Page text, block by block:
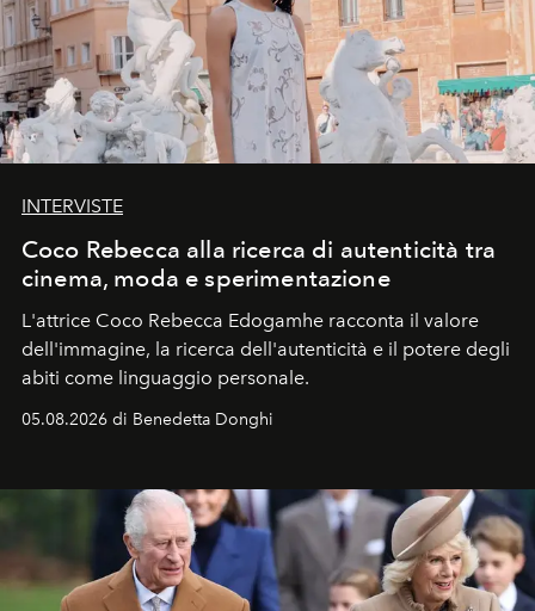
INTERVISTE
Coco Rebecca alla ricerca di autenticità tra
cinema, moda e sperimentazione
L'attrice Coco Rebecca Edogamhe racconta il valore
dell'immagine, la ricerca dell'autenticità e il potere degli
abiti come linguaggio personale.
05.08.2026 di Benedetta Donghi